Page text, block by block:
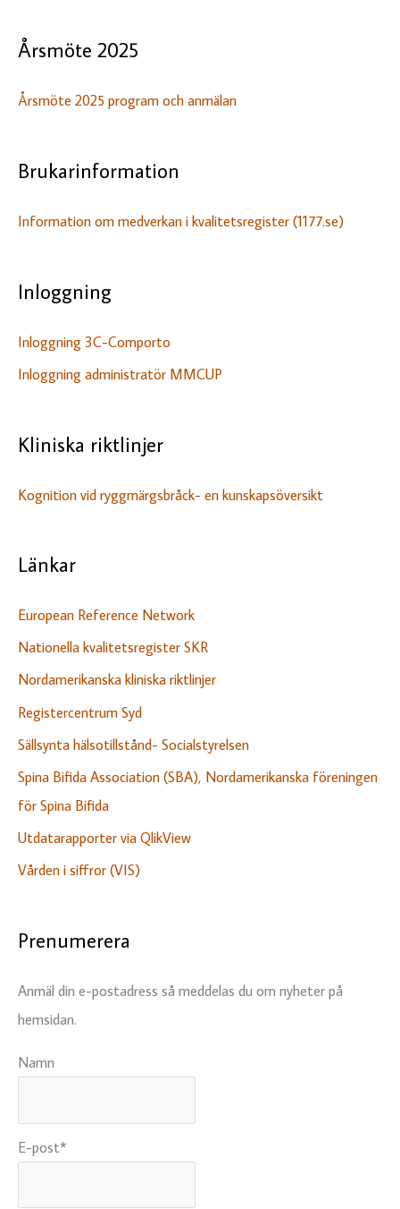
e
t
r
Årsmöte 2025
Årsmöte 2025 program och anmälan
Brukarinformation
Information om medverkan i kvalitetsregister (1177.se)
Inloggning
Inloggning 3C-Comporto
Inloggning administratör MMCUP
Kliniska riktlinjer
Kognition vid ryggmärgsbråck- en kunskapsöversikt
Länkar
European Reference Network
Nationella kvalitetsregister SKR
Nordamerikanska kliniska riktlinjer
Registercentrum Syd
Sällsynta hälsotillstånd- Socialstyrelsen
Spina Bifida Association (SBA), Nordamerikanska föreningen
för Spina Bifida
Utdatarapporter via QlikView
Vården i siffror (VIS)
Prenumerera
Anmäl din e-postadress så meddelas du om nyheter på
hemsidan.
Namn
E-post*